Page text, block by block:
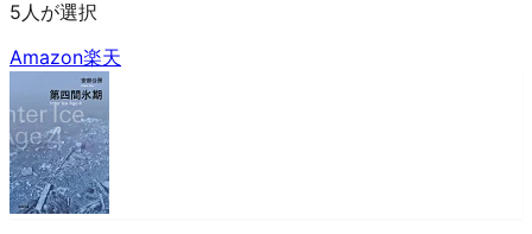
5人が選択
Amazon楽天